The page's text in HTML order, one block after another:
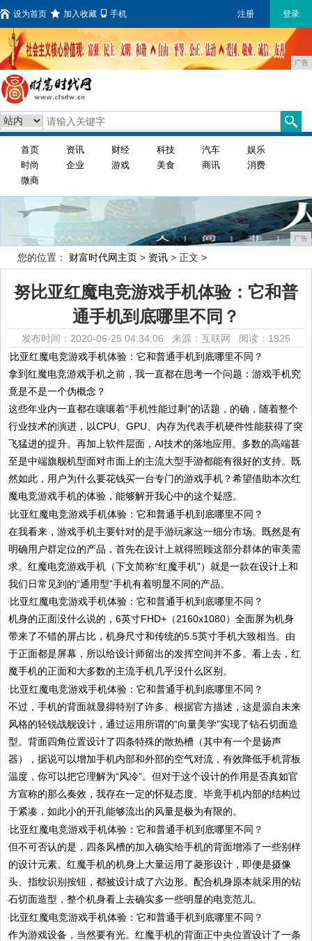
设为首页 加入收藏 手机 注册 登录
广告
首页 资讯 财经 科技 汽车
娱乐
时尚
企业 游戏 美食 商讯
消费
微商
广告
您的位置： 财富时代网主页 > 资讯 > 正文 >
努比亚红魔电竞游戏手机体验：它和普
通手机到底哪里不同？
发布时间：2020-06-25 04:34:06 来源：互联网 阅读：1925
拿到红魔电竞游戏手机之前，我一直都在思考一个问题：游戏手机究
竟是不是一个伪概念？
这些年业内一直都在嚷嚷着“手机性能过剩”的话题，的确，随着整个
行业技术的演进，以CPU、GPU、内存为代表手机硬件性能获得了突
飞猛进的提升。再加上软件层面，AI技术的落地应用。多数的高端甚
至是中端旗舰机型面对市面上的主流大型手游都能有很好的支持。既
然如此，用户为什么要花钱买一台专门的游戏手机？希望借助本次红
魔电竞游戏手机的体验，能够解开我心中的这个疑惑。
在我看来，游戏手机主要针对的是手游玩家这一细分市场。既然是有
明确用户群定位的产品，首先在设计上就得照顾这部分群体的审美需
求。红魔电竞游戏手机（下文简称“红魔手机”）就是一款在设计上和
我们日常见到的“通用型”手机有着明显不同的产品。
机身的正面没什么说的，6英寸FHD+（2160x1080）全面屏为机身
带来了不错的屏占比，机身尺寸和传统的5.5英寸手机大致相当。由
于正面都是屏幕，所以给设计师留出的发挥空间并不多。看上去，红
魔手机的正面和大多数的主流手机几乎没什么区别。
不过，手机的背面就显得特别了许多。根据官方描述，这是源自未来
风格的轻锐战舰设计，通过运用所谓的“向量美学”实现了钻石切面造
型。背面四角位置设计了四条特殊的散热槽（其中有一个是扬声
器），据说可以增加手机内部和外部的空气对流，有效降低手机背板
温度，你可以把它理解为“风冷”。但对于这个设计的作用是否真如官
方宣称的那么奏效，我存在一定的怀疑态度。毕竟手机内部的结构过
于紧凑，如此小的开孔能够流出的风量是极为有限的。
但不可否认的是，四条风槽的加入确实给手机的背面增添了一些别样
的设计元素。红魔手机的机身上大量运用了菱形设计，即便是摄像
头、指纹识别按钮，都被设计成了六边形。配合机身原本就采用的钻
石切面造型，整个机身看上去确实多一些明显的电竞范儿。
作为游戏设备，当然要有光。红魔手机的背面正中央位置设计了一条